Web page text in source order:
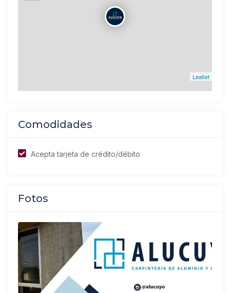
Leaflet
Comodidades
Acepta tarjeta de crédito/débito
Fotos